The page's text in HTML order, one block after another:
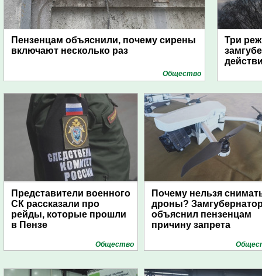
Пензенцам объяснили, почему сирены
включают несколько раз
Общество
Три
Представители военного
СК рассказали про
рейды, которые прошли
в Пензе
Общество
Почему нельзя
дроны?
объяснил пензенцам
причину запрета